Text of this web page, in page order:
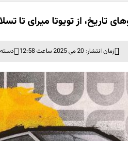
تاریخ، از تویوتا میرای تا
زمان انتشار: 20 می 2025 ساعت 12:58